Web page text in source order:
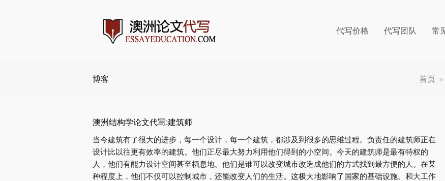
代写价格 代写团队 常
博客 首页 »
澳洲结构学论文代写:建筑师
当今建筑有了很大的进步，每一个设计，每一个建筑，都涉及到很多的思维过程。负责任的建筑师正在
设计比以往更有效率的建筑。他们正尽最大努力利用他们得到的小空间。今天的建筑师是最有特权的
人，他们有能力设计空间甚至栖息地。他们是谁可以改变城市改造成他们的方式找到最方便的人。在某
种程度上，他们不仅可以控制城市，还能改变人们的生活。这极大地影响了国家的基础设施。和大工作